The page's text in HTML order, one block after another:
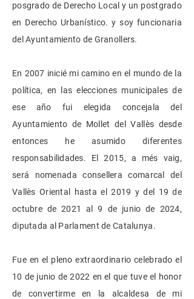
posgrado de Derecho Local y un postgrado
en Derecho Urbanístico. y soy funcionaria
del Ayuntamiento de Granollers.
En 2007 inicié mi camino en el mundo de la
política, en las elecciones municipales de
ese año fui elegida concejala del
Ayuntamiento de Mollet del Vallès desde
entonces he asumido diferentes
responsabilidades. El 2015, a més vaig,
será nomenada consellera comarcal del
Vallès Oriental hasta el 2019 y del 19 de
octubre de 2021 al 9 de junio de 2024,
diputada al Parlament de Catalunya.
Fue en el pleno extraordinario celebrado el
10 de junio de 2022 en el que tuve el honor
de convertirme en la alcaldesa de mi